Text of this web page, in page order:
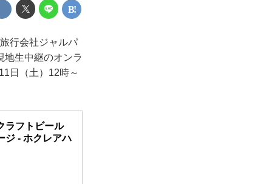
行会社ジャルパ
地生中継のオンラ
日（土）12時～
ラフトビール
ジ - ホクレアハ